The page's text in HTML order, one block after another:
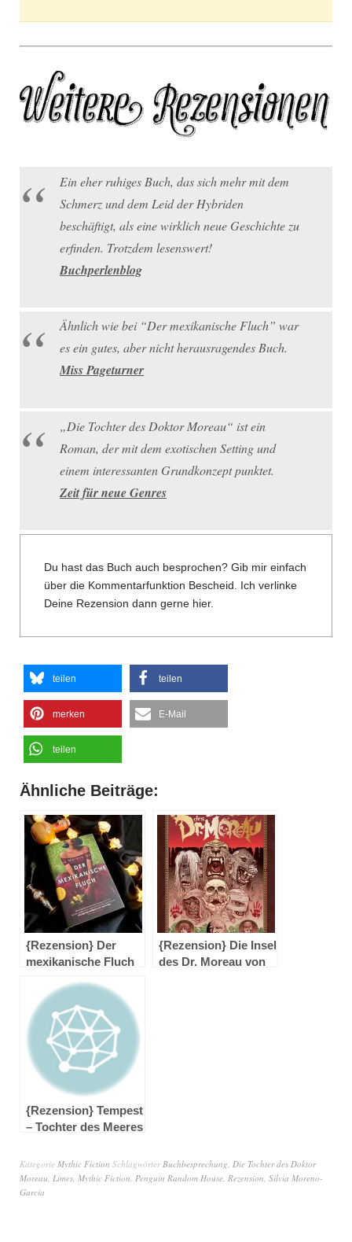
Ein eher ruhiges Buch, das sich mehr mit dem
Schmerz und dem Leid der Hybriden
beschäftigt, als eine wirklich neue Geschichte zu
erfinden. Trotzdem lesenswert!
Buchperlenblog
Ähnlich wie bei “Der mexikanische Fluch” war
es ein gutes, aber nicht herausragendes Buch.
Miss Pageturner
„Die Tochter des Doktor Moreau“ ist ein
Roman, der mit dem exotischen Setting und
einem interessanten Grundkonzept punktet.
Zeit für neue Genres
Du hast das Buch auch besprochen? Gib mir einfach
über die Kommentarfunktion Bescheid. Ich verlinke
Deine Rezension dann gerne hier.
teilen teilen
merken E-Mail
teilen
Ähnliche Beiträge:
{Rezension} Der
mexikanische Fluch
Garcia
{Rezension} Die Insel
des Dr. Moreau von
{Rezension} Tempest
– Tochter des Meeres
Kategorie Mythic Fiction Schlagwörter Buchbesprechung Die Tochter des Doktor
Moreau Limes Mythic Fiction Penguin Random House Rezension Silvia Moreno-
Garcia